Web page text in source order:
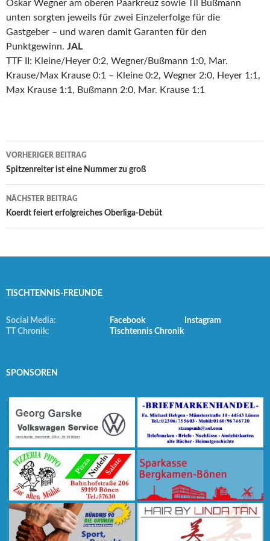
Oskar Wegner am oberen Paarkreuz sowie Til Bußmann
unten sorgten jeweils für zwei Einzelerfolge für die
Gastgeber – und waren damit Garanten für den
Punktgewinn. JAL
TTF II: Kleine/Heyer 0:2, Wegner/Bußmann 1:0, Mar.
Krause/Max Krause 0:1 – Kleine 0:2, Wegner 2:0, Heyer 1:1,
Max Krause 1:1, Bußmann 2:0, Mar. Krause 1:1
Beitrags-
Navigation
VORHERIGER BEITRAG
Spitzenreiter ist eine Nummer zu groß
NÄCHSTER BEITRAG
Koerdt feiert erfolgreiches Oberliga-Debüt
TISCHTENNIS-FREUNDE
Social Media: Facebook
Instagram
TT Chronik:
Tischtennis Chronik
SPONSOREN